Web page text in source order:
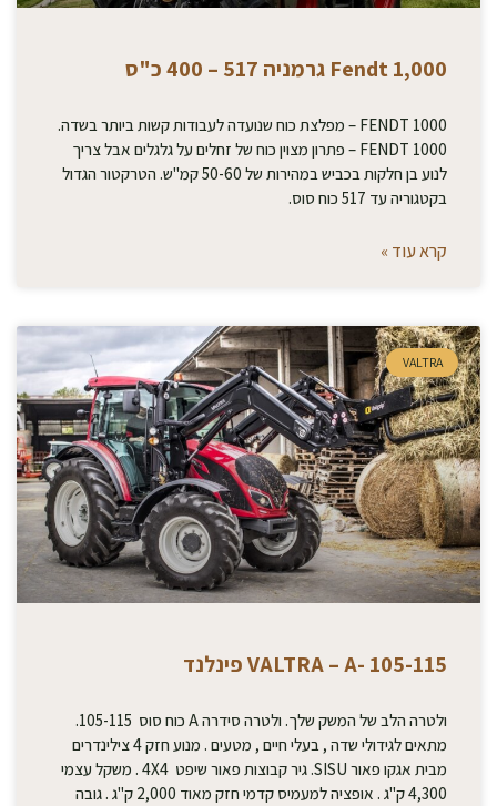
Fendt 1,000 גרמניה 517 – 400 כ"ס
FENDT 1000 – מפלצת כוח שנועדה לעבודות קשות ביותר בשדה.
FENDT 1000 – פתרון מצוין כוח של זחלים על גלגלים אבל צריך
לנוע בן חלקות בכביש במהירות של 50-60 קמ"ש. הטרקטור הגדול
בקטגוריה עד 517 כוח סוס.
קרא עוד »
VALTRA
VALTRA – A- 105-115 פינלנד
ולטרה הלב של המשק שלך. ולטרה סידרה A כוח סוס 105-115.
מתאים לגידולי שדה , בעלי חיים , מטעים . מנוע חזק 4 צילינדרים
מבית אגקו פאור SISU. גיר קבוצות פאור שיפט 4X4 . משקל עצמי
4,300 ק"ג . אופציה למעמיס קדמי חזק מאוד 2,000 ק"ג . גובה